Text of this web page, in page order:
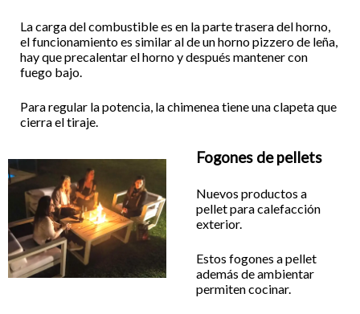
La carga del combustible es en la parte trasera del horno,
el funcionamiento es similar al de un horno pizzero de leña,
hay que precalentar el horno y después mantener con
fuego bajo.
Para regular la potencia, la chimenea tiene una clapeta que
cierra el tiraje.
Fogones de pellets
Nuevos productos a
pellet para calefacción
exterior.
Estos fogones a pellet
además de ambientar
permiten cocinar.